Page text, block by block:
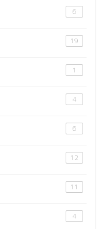
6
19
1
4
6
12
11
4